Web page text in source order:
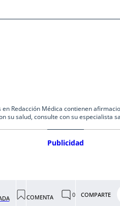
COMENTA COMPARTE
Redacción Médica contienen
su salud, consulte con su especialista
Publicidad